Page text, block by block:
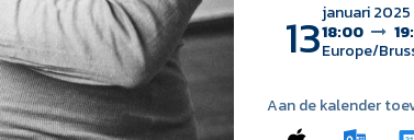
13januari 2025
18:00
Europe/
Aan de kalender